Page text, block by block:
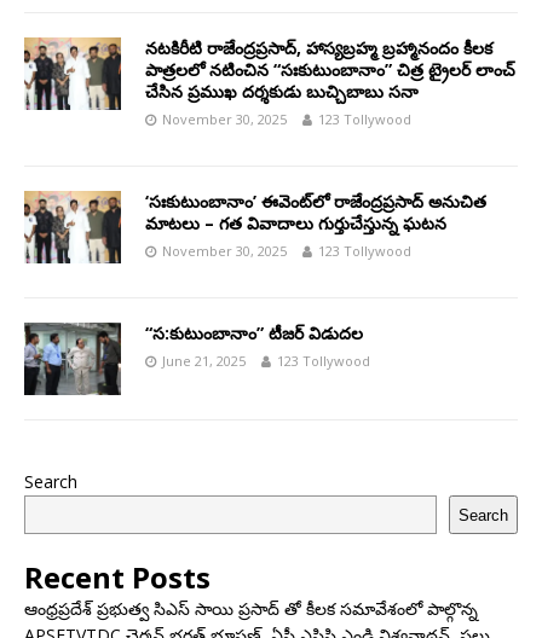
నటకిరీటి రాజేంద్రప్రసాద్, హాస్యబ్రహ్మ బ్రహ్మానందం కీలక
పాత్రలలో నటించిన “సఃకుటుంబానాం” చిత్ర ట్రైలర్ లాంచ్
చేసిన ప్రముఖ దర్శకుడు బుచ్చిబాబు సనా
November 30, 2025 123 Tollywood
‘సఃకుటుంబానాం’ ఈవెంట్‌లో రాజేంద్రప్రసాద్ అనుచిత
మాటలు – గత వివాదాలు గుర్తుచేస్తున్న ఘటన
November 30, 2025 123 Tollywood
“స:కుటుంబానాం” టీజర్ విడుదల
June 21, 2025 123 Tollywood
Search
Search
Recent Posts
ఆంధ్రప్రదేశ్ ప్రభుత్వ సిఎస్ సాయి ప్రసాద్ తో కీలక సమావేశంలో పాల్గొన్న